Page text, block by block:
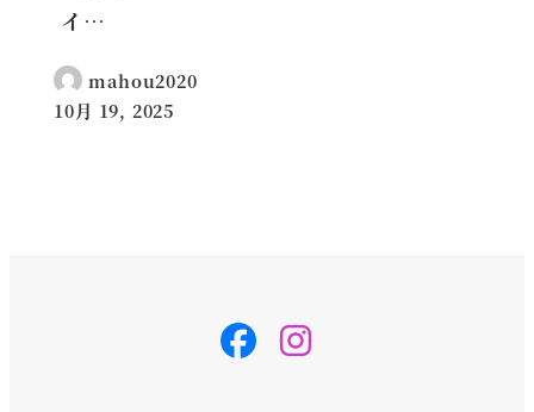
イ…
mahou2020
投稿日
10月 19, 2025
svg-
inline
–